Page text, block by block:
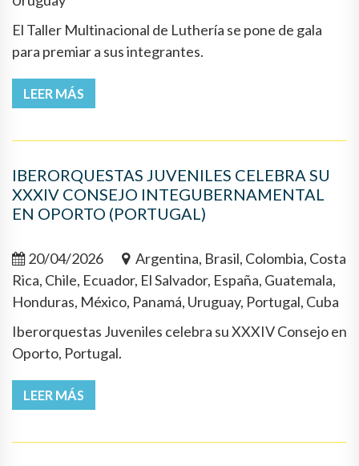
El Taller Multinacional de Luthería se pone de gala
para premiar a sus integrantes.
LEER MÁS
IBERORQUESTAS JUVENILES CELEBRA SU
XXXIV CONSEJO INTEGUBERNAMENTAL
EN OPORTO (PORTUGAL)
20/04/2026
Argentina, Brasil, Colombia, Costa
Rica, Chile, Ecuador, El Salvador, España, Guatemala,
Honduras, México, Panamá, Uruguay, Portugal, Cuba
Iberorquestas Juveniles celebra su XXXIV Consejo en
Oporto, Portugal.
LEER MÁS